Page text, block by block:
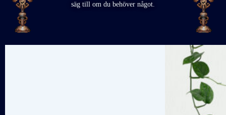
säg till om du behöver något.